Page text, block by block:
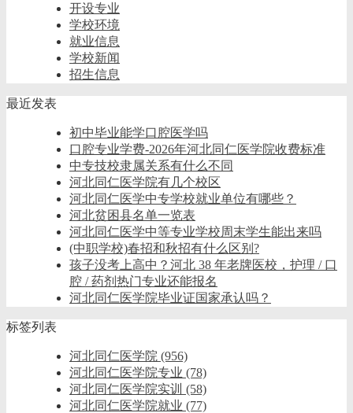
开设专业
学校环境
就业信息
学校新闻
招生信息
最近发表
初中毕业能学口腔医学吗
口腔专业学费-2026年河北同仁医学院收费标准
中专技校隶属关系有什么不同
河北同仁医学院有几个校区
河北同仁医学中专学校就业单位有哪些？
河北贫困县名单一览表
河北同仁医学中等专业学校周末学生能出来吗
(中职学校)春招和秋招有什么区别?
孩子没考上高中？河北 38 年老牌医校，护理 / 口
腔 / 药剂热门专业还能报名
河北同仁医学院毕业证国家承认吗？
标签列表
河北同仁医学院 (956)
河北同仁医学院专业 (78)
河北同仁医学院实训 (58)
河北同仁医学院就业 (77)